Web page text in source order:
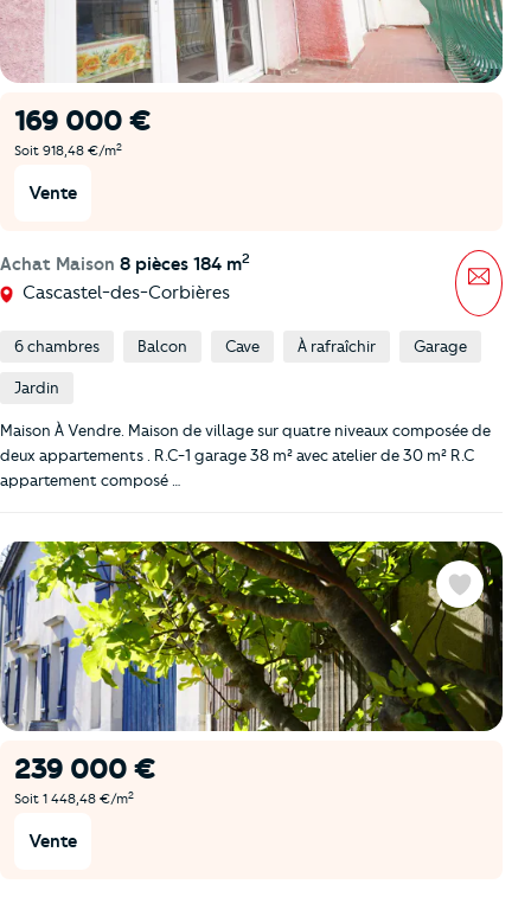
169 000 €
Soit 918,48 €/m2
Vente
Achat Maison 8 pièces 184 m2
Cascastel-des-Corbières
6 chambres Balcon Cave À rafraîchir Garage
Jardin
Maison À Vendre. Maison de village sur quatre niveaux composée de
deux appartements . R.C-1 garage 38 m² avec atelier de 30 m² R.C
appartement composé …
239 000 €
Soit 1 448,48 €/m2
Vente
Favoris